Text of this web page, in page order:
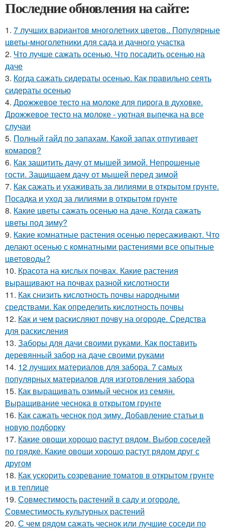
Последние обновления на сайте:
1. 7 лучших вариантов многолетних цветов.. Популярные
цветы-многолетники для сада и дачного участка
2. Что лучше сажать осенью. Что посадить осенью на
даче
3. Когда сажать сидераты осенью. Как правильно сеять
сидераты осенью
4. Дрожжевое тесто на молоке для пирога в духовке.
Дрожжевое тесто на молоке - уютная выпечка на все
случаи
5. Полный гайд по запахам. Какой запах отпугивает
комаров?
6. Как защитить дачу от мышей зимой. Непрошеные
гости. Защищаем дачу от мышей перед зимой
7. Как сажать и ухаживать за лилиями в открытом грунте.
Посадка и уход за лилиями в открытом грунте
8. Какие цветы сажать осенью на даче. Когда сажать
цветы под зиму?
9. Какие комнатные растения осенью пересаживают. Что
делают осенью с комнатными растениями все опытные
цветоводы?
10. Красота на кислых почвах. Какие растения
выращивают на почвах разной кислотности
11. Как снизить кислотность почвы народными
средствами. Как определить кислотность почвы
12. Как и чем раскисляют почву на огороде. Средства
для раскисления
13. Заборы для дачи своими руками. Как поставить
деревянный забор на даче своими руками
14. 12 лучших материалов для забора. 7 самых
популярных материалов для изготовления забора
15. Как выращивать озимый чеснок из семян.
Выращивание чеснока в открытом грунте
16. Как сажать чеснок под зиму. Добавление статьи в
новую подборку
17. Какие овощи хорошо растут рядом. Выбор соседей
по грядке. Какие овощи хорошо растут рядом друг с
другом
18. Как ускорить созревание томатов в открытом грунте
и в теплице
19. Совместимость растений в саду и огороде.
Совместимость культурных растений
20. С чем рядом сажать чеснок или лучшие соседи по